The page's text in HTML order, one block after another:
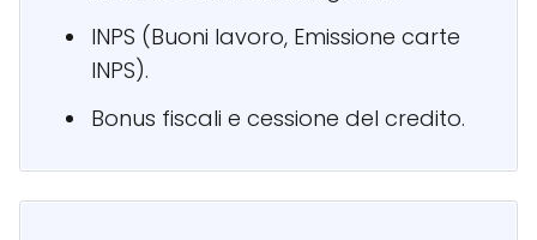
INPS (Buoni lavoro, Emissione carte
INPS).
Bonus fiscali e cessione del credito.